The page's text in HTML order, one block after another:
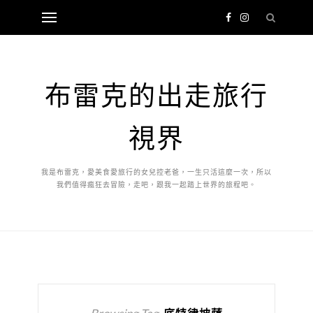
布雷克的出走旅行
視界
我是布雷克，愛美食愛旅行的女兒控老爸，一生只活這麼一次，所以
我們值得瘋狂去冒險，走吧，跟我一起踏上世界的旅程吧。